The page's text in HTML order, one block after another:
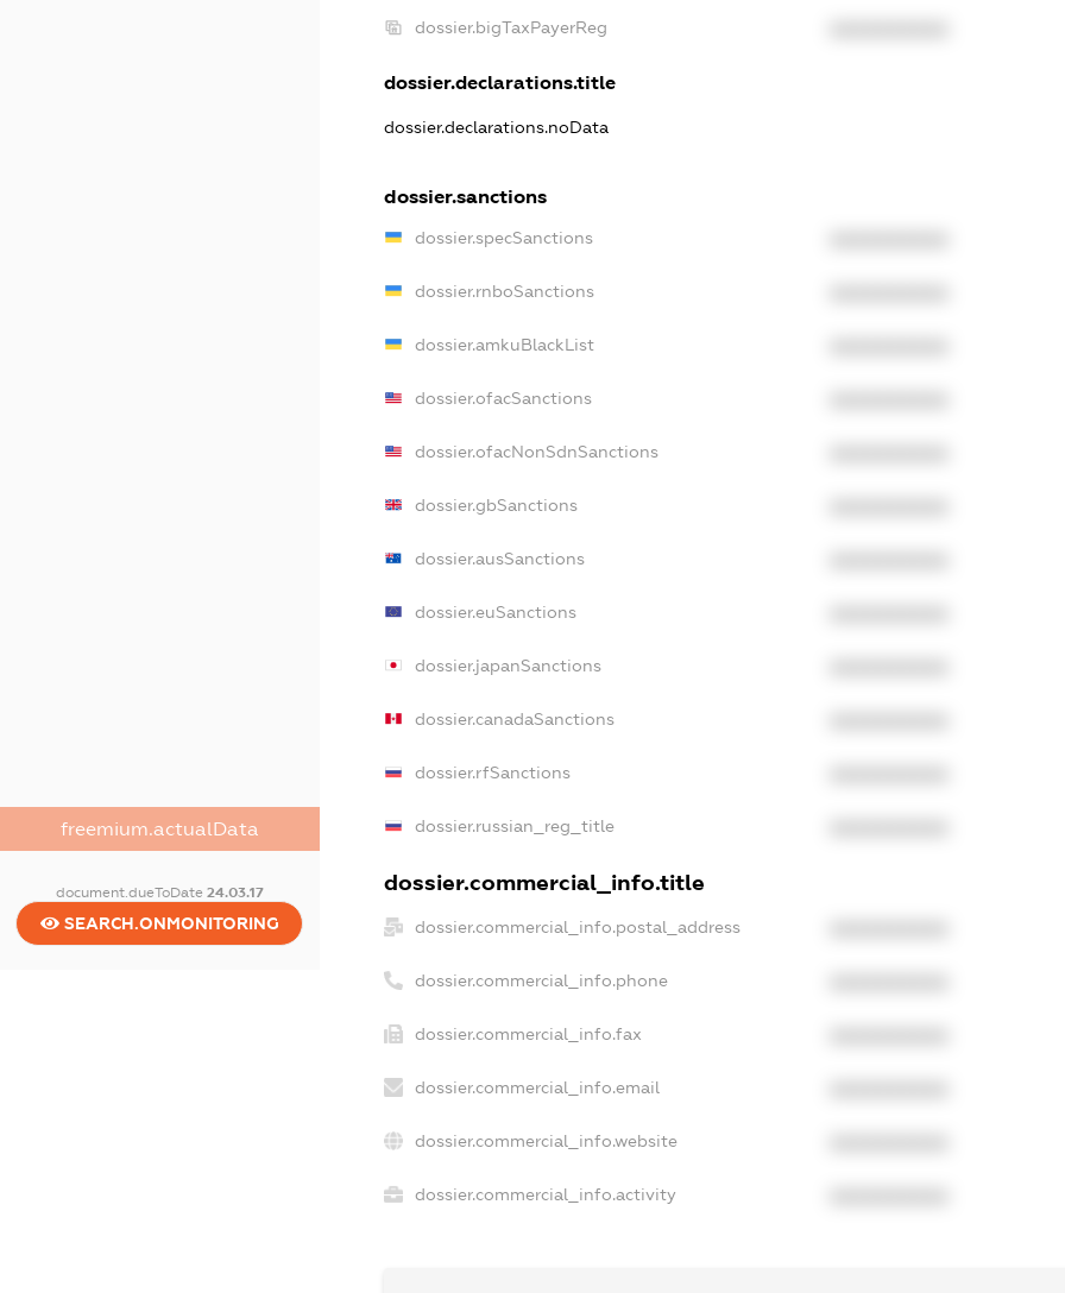
freemium.actualData
document.dueToDate 24.03.17
SEARCH.ONMONITORING
dossier.bigTaxPayerReg
dossier.declarations.title
dossier.declarations.noData
dossier.sanctions
dossier.specSanctions
dossier.rnboSanctions
dossier.amkuBlackList
dossier.ofacSanctions
dossier.ofacNonSdnSanctions
dossier.gbSanctions
dossier.ausSanctions
dossier.euSanctions
dossier.japanSanctions
dossier.canadaSanctions
dossier.rfSanctions
dossier.russian_reg_title
dossier.commercial_info.title
dossier.commercial_info.postal_address
dossier.commercial_info.phone
dossier.commercial_info.fax
dossier.commercial_info.email
dossier.commercial_info.website
dossier.commercial_info.activity